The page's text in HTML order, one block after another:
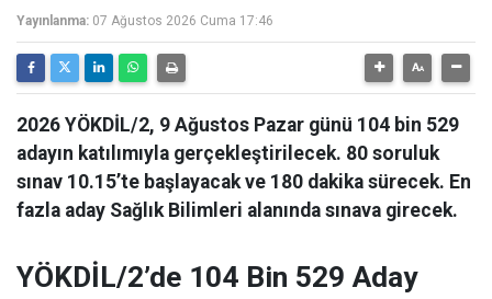
Yayınlanma: 07 Ağustos 2026 Cuma 17:46
2026 YÖKDİL/2, 9 Ağustos Pazar günü 104 bin 529
adayın katılımıyla gerçekleştirilecek. 80 soruluk
sınav 10.15’te başlayacak ve 180 dakika sürecek. En
fazla aday Sağlık Bilimleri alanında sınava girecek.
YÖKDİL/2’de 104 Bin 529 Aday